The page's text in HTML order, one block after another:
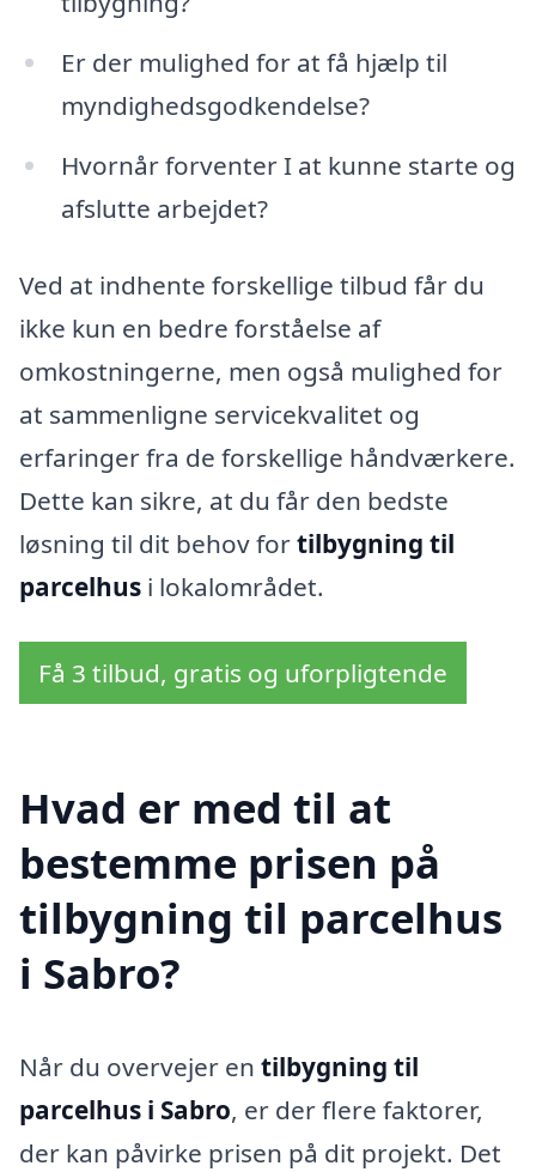
Er der mulighed for at få hjælp til
myndighedsgodkendelse?
Hvornår forventer I at kunne starte og
afslutte arbejdet?
Ved at indhente forskellige tilbud får du
ikke kun en bedre forståelse af
omkostningerne, men også mulighed for
at sammenligne servicekvalitet og
erfaringer fra de forskellige håndværkere.
Dette kan sikre, at du får den bedste
løsning til dit behov fortilbygning til
parcelhus i lokalområdet.
Få 3 tilbud, gratis og uforpligtende
Hvad er med til at
bestemme prisen på
tilbygning til parcelhus
i Sabro?
Når du overvejer en tilbygning til
parcelhus i Sabro, er der flere faktorer,
der kan påvirke prisen på dit projekt. Det